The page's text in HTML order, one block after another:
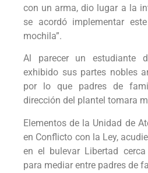
con un arma, dio lugar a la
se acordó implementar
mochila”.
Al parecer un estudiante
exhibido sus partes nobles
por lo que padres de
dirección del plantel tomara
Elementos de la Unidad de
en Conflicto con la Ley,
en el bulevar Libertad
para mediar entre padres de